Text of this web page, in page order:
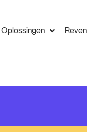
Oplossingen